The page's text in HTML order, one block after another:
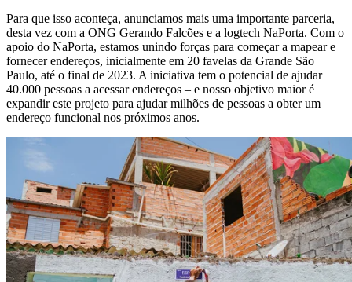
Para que isso aconteça, anunciamos mais uma importante parceria,
desta vez com a ONG Gerando Falcões e a logtech NaPorta. Com o
apoio do NaPorta, estamos unindo forças para começar a mapear e
fornecer endereços, inicialmente em 20 favelas da Grande São
Paulo, até o final de 2023. A iniciativa tem o potencial de ajudar
40.000 pessoas a acessar endereços – e nosso objetivo maior é
expandir este projeto para ajudar milhões de pessoas a obter um
endereço funcional nos próximos anos.